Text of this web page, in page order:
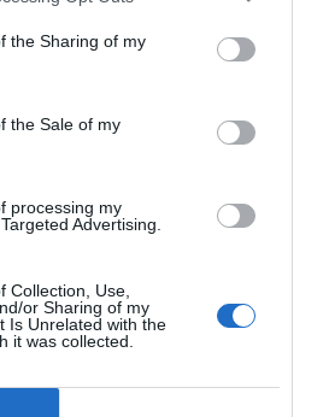
the Sharing of my
the Sale of my
processing my
Advertising.
Collection, Use,
or Sharing of my
Is Unrelated with the
it was collected.
negocio, mientras que un
evolución favorable. Solo un
tendencia es aún más clara:
espera mantener la
prevé incrementarla y un
una reducción.
como fuente preferida
gratuita
con las últimas noticias de